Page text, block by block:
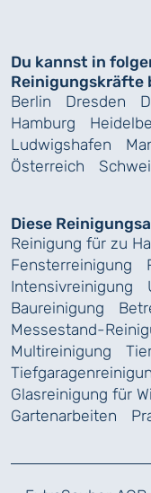
Du kannst in
Reinigungskräfte
Berlin
Dresden
Hamburg
Ludwigshafen
Österreich
Diese
Reinigung für zu
Fensterreinigung
Intensivreinigung
Baureinigung
Messestand-
Multireinigung
Glasreinigung für
Gartenarbeiten